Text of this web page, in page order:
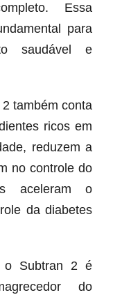
Essa
para
saudável e
também conta
ricos em
reduzem a
no controle do
aceleram o
da diabetes
o Subtran 2 é
do